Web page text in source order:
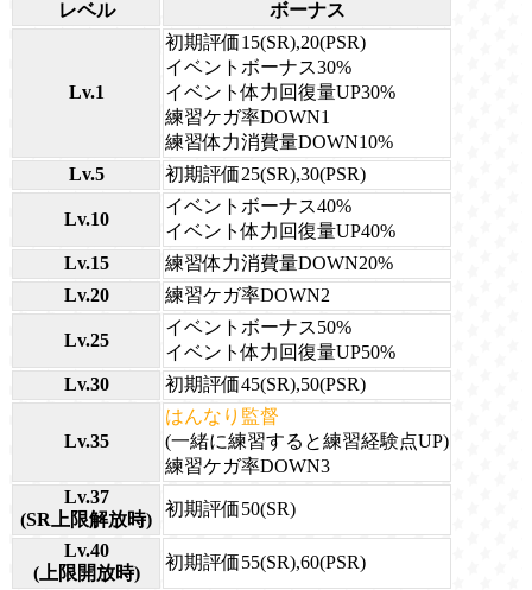
レベル ボーナス
Lv.1
初期評価15(SR),20(PSR)
イベントボーナス30%
イベント体力回復量UP30%
練習ケガ率DOWN1
練習体力消費量DOWN10%
Lv.5
初期評価25(SR),30(PSR)
Lv.10
イベントボーナス40%
イベント体力回復量UP40%
Lv.15
練習体力消費量DOWN20%
Lv.20
練習ケガ率DOWN2
Lv.25
イベントボーナス50%
イベント体力回復量UP50%
Lv.30
初期評価45(SR),50(PSR)
Lv.35
はんなり監督
(一緒に練習すると練習経験点UP)
練習ケガ率DOWN3
Lv.37
(SR上限解放時)
初期評価50(SR)
Lv.40
(上限開放時)
初期評価55(SR),60(PSR)